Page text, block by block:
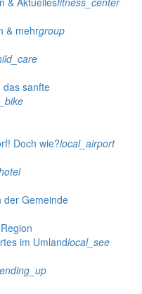
& mehrgroup
das sanfte
Doch wie?local_airport
der Gemeinde
im Umlandlocal_see